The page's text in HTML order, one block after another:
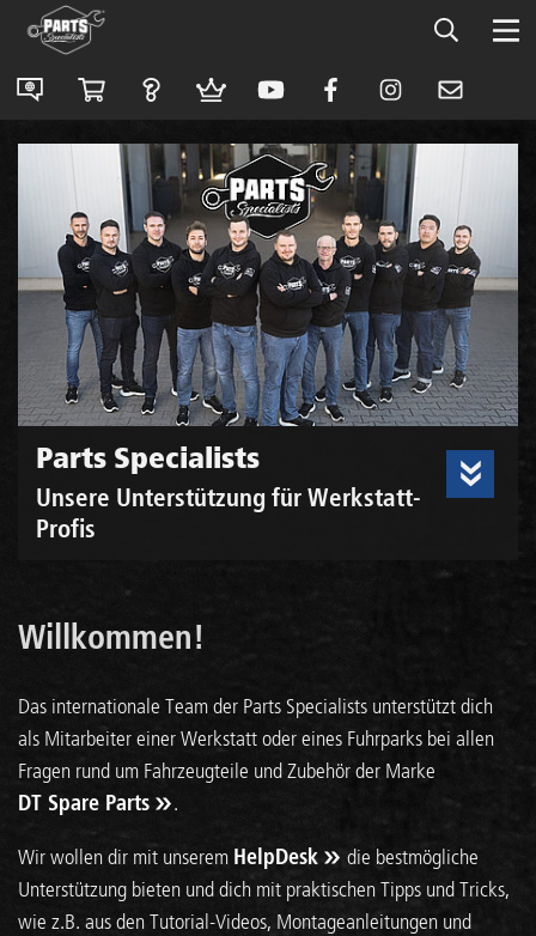
Parts Specialists
Unsere Unterstützung für Werkstatt-
Profis
Willkommen!
Das internationale Team der Parts Specialists unterstützt dich
als Mitarbeiter einer Werkstatt oder eines Fuhrparks bei allen
Fragen rund um Fahrzeugteile und Zubehör der Marke
DT Spare Parts
.
Wir wollen dir mit unserem HelpDesk
die bestmögliche
Unterstützung bieten und dich mit praktischen Tipps und Tricks,
wie z.B. aus den Tutorial-Videos, Montageanleitungen und